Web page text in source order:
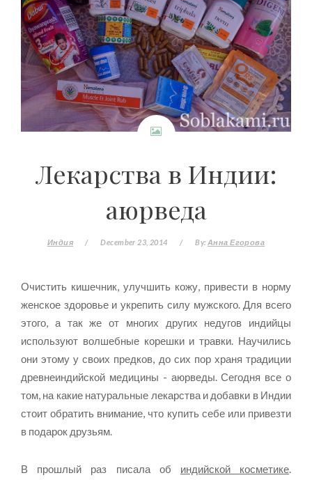
Лекарства в Индии:
аюрведа
Индия / December 23, 2014 / By: Анна Егорова
Очистить кишечник, улучшить кожу, привести в норму
женское здоровье и укрепить силу мужского. Для всего
этого, а так же от многих других недугов индийцы
используют волшебные корешки и травки. Научились
они этому у своих предков, до сих пор храня традиции
древнеиндийской медицины - аюрведы. Сегодня все о
том, на какие натуральные лекарства и добавки в Индии
стоит обратить внимание, что купить себе или привезти
в подарок друзьям.
В прошлый раз писала об индийской косметике.